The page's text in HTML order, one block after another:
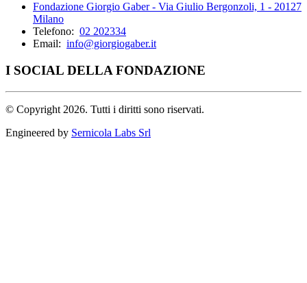
Fondazione Giorgio Gaber - Via Giulio Bergonzoli, 1 - 20127
Milano
Telefono: 02 202334
Email: info@giorgiogaber.it
I SOCIAL DELLA FONDAZIONE
© Copyright 2026. Tutti i diritti sono riservati.
Engineered by Sernicola Labs Srl